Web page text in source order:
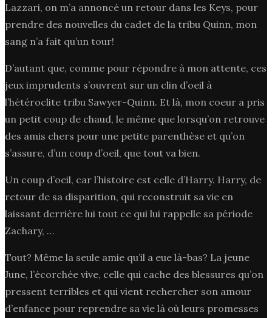
Lazzari, on m’a annoncé un retour dans les Keys, pour
prendre des nouvelles du cadet de la tribu Quinn, mon
sang n’a fait qu’un tour!
D’autant que, comme pour répondre à mon attente, ces
jeux imprudents s’ouvrent sur un clin d’oeil à
l’hétéroclite tribu Sawyer-Quinn. Et là, mon coeur a pris
un petit coup de chaud, le même que lorsqu’on retrouve
des amis chers pour une petite parenthèse et qu’on
s’assure, d’un coup d’oeil, que tout va bien.
Un coup d’oeil, car l’histoire est celle d’Harry. Harry, de
retour de sa disparition, qui reconstruit sa vie en
laissant derrière lui tout ce qui lui rappelle sa période
Zachary, …
Tout? Même la seule amie qu’il a eue là-bas? La jeune
June, l’écorchée vive, celle qui cache des blessures qu’on
pressent terribles et qui vient rechercher son amour
d’enfance pour reprendre sa vie là où leurs promesses